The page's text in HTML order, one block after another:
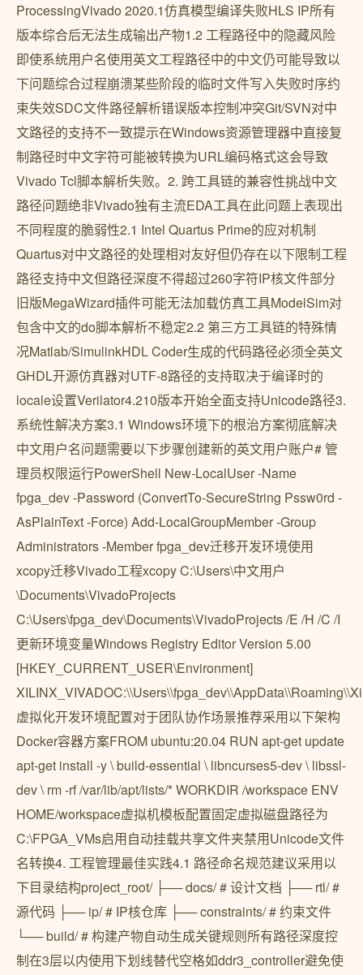
ProcessingVivado 2020.1仿真模型编译失败HLS IP所有
版本综合后无法生成输出产物1.2 工程路径中的隐藏风险
即使系统用户名使用英文工程路径中的中文仍可能导致以
下问题综合过程崩溃某些阶段的临时文件写入失败时序约
束失效SDC文件路径解析错误版本控制冲突Git/SVN对中
文路径的支持不一致提示在Windows资源管理器中直接复
制路径时中文字符可能被转换为URL编码格式这会导致
Vivado Tcl脚本解析失败。2. 跨工具链的兼容性挑战中文
路径问题绝非Vivado独有主流EDA工具在此问题上表现出
不同程度的脆弱性2.1 Intel Quartus Prime的应对机制
Quartus对中文路径的处理相对友好但仍存在以下限制工程
路径支持中文但路径深度不得超过260字符IP核文件部分
旧版MegaWizard插件可能无法加载仿真工具ModelSim对
包含中文的do脚本解析不稳定2.2 第三方工具链的特殊情
况Matlab/SimulinkHDL Coder生成的代码路径必须全英文
GHDL开源仿真器对UTF-8路径的支持取决于编译时的
locale设置Verilator4.210版本开始全面支持Unicode路径3.
系统性解决方案3.1 Windows环境下的根治方案彻底解决
中文用户名问题需要以下步骤创建新的英文用户账户# 管
理员权限运行PowerShell New-LocalUser -Name
fpga_dev -Password (ConvertTo-SecureString Pssw0rd -
AsPlainText -Force) Add-LocalGroupMember -Group
Administrators -Member fpga_dev迁移开发环境使用
xcopy迁移Vivado工程xcopy C:\Users\中文用户
\Documents\VivadoProjects
C:\Users\fpga_dev\Documents\VivadoProjects /E /H /C /I
更新环境变量Windows Registry Editor Version 5.00
[HKEY_CURRENT_USER\Environment]
虚拟化开发环境配置对于团队协作场景推荐采用以下架构
Docker容器方案FROM ubuntu:20.04 RUN apt-get update
apt-get install -y \ build-essential \ libncurses5-dev \ libssl-
dev \ rm -rf /var/lib/apt/lists/* WORKDIR /workspace ENV
HOME/workspace虚拟机模板配置固定虚拟磁盘路径为
C:\FPGA_VMs启用自动挂载共享文件夹禁用Unicode文件
名转换4. 工程管理最佳实践4.1 路径命名规范建议采用以
下目录结构project_root/ ├── docs/ # 设计文档 ├── rtl/ #
源代码 ├── ip/ # IP核仓库 ├── constraints/ # 约束文件
└── build/ # 构建产物自动生成关键规则所有路径深度控
制在3层以内使用下划线替代空格如ddr3_controller避免使